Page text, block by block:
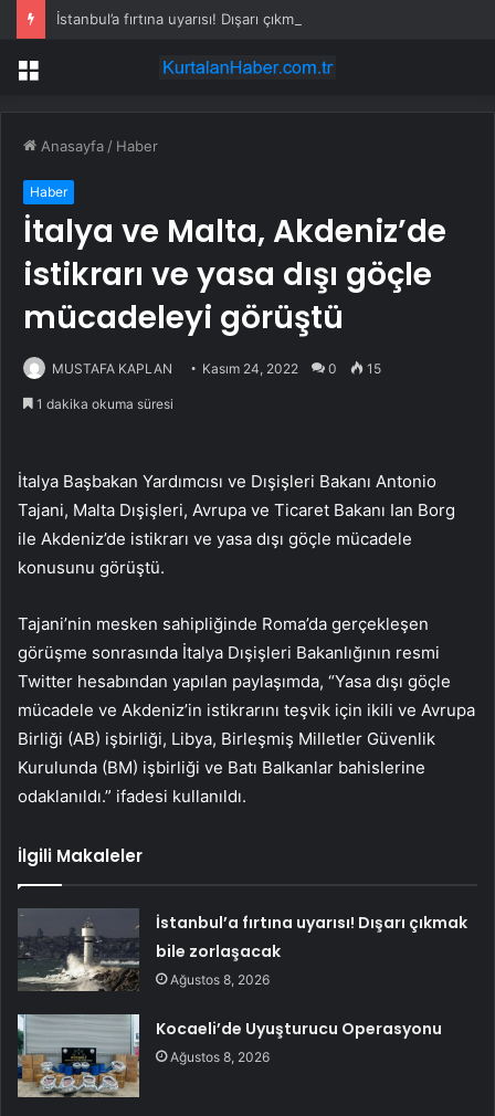
İstanbul’a fırtına uyarısı! Dışarı çıkmak bile zorlaşacak
Menü
Anasayfa / Haber
Haber
İtalya ve Malta, Akdeniz’de
istikrarı ve yasa dışı göçle
mücadeleyi görüştü
MUSTAFA KAPLAN Kasım 24, 2022 0 15
1 dakika okuma süresi
İtalya Başbakan Yardımcısı ve Dışişleri Bakanı Antonio
Tajani, Malta Dışişleri, Avrupa ve Ticaret Bakanı Ian Borg
ile Akdeniz’de istikrarı ve yasa dışı göçle mücadele
konusunu görüştü.
Tajani’nin mesken sahipliğinde Roma’da gerçekleşen
görüşme sonrasında İtalya Dışişleri Bakanlığının resmi
Twitter hesabından yapılan paylaşımda, “Yasa dışı göçle
mücadele ve Akdeniz’in istikrarını teşvik için ikili ve Avrupa
Birliği (AB) işbirliği, Libya, Birleşmiş Milletler Güvenlik
Kurulunda (BM) işbirliği ve Batı Balkanlar bahislerine
odaklanıldı.” ifadesi kullanıldı.
İlgili Makaleler
İstanbul’a fırtına uyarısı! Dışarı çıkmak
bile zorlaşacak
Ağustos 8, 2026
Kocaeli’de Uyuşturucu Operasyonu
Ağustos 8, 2026